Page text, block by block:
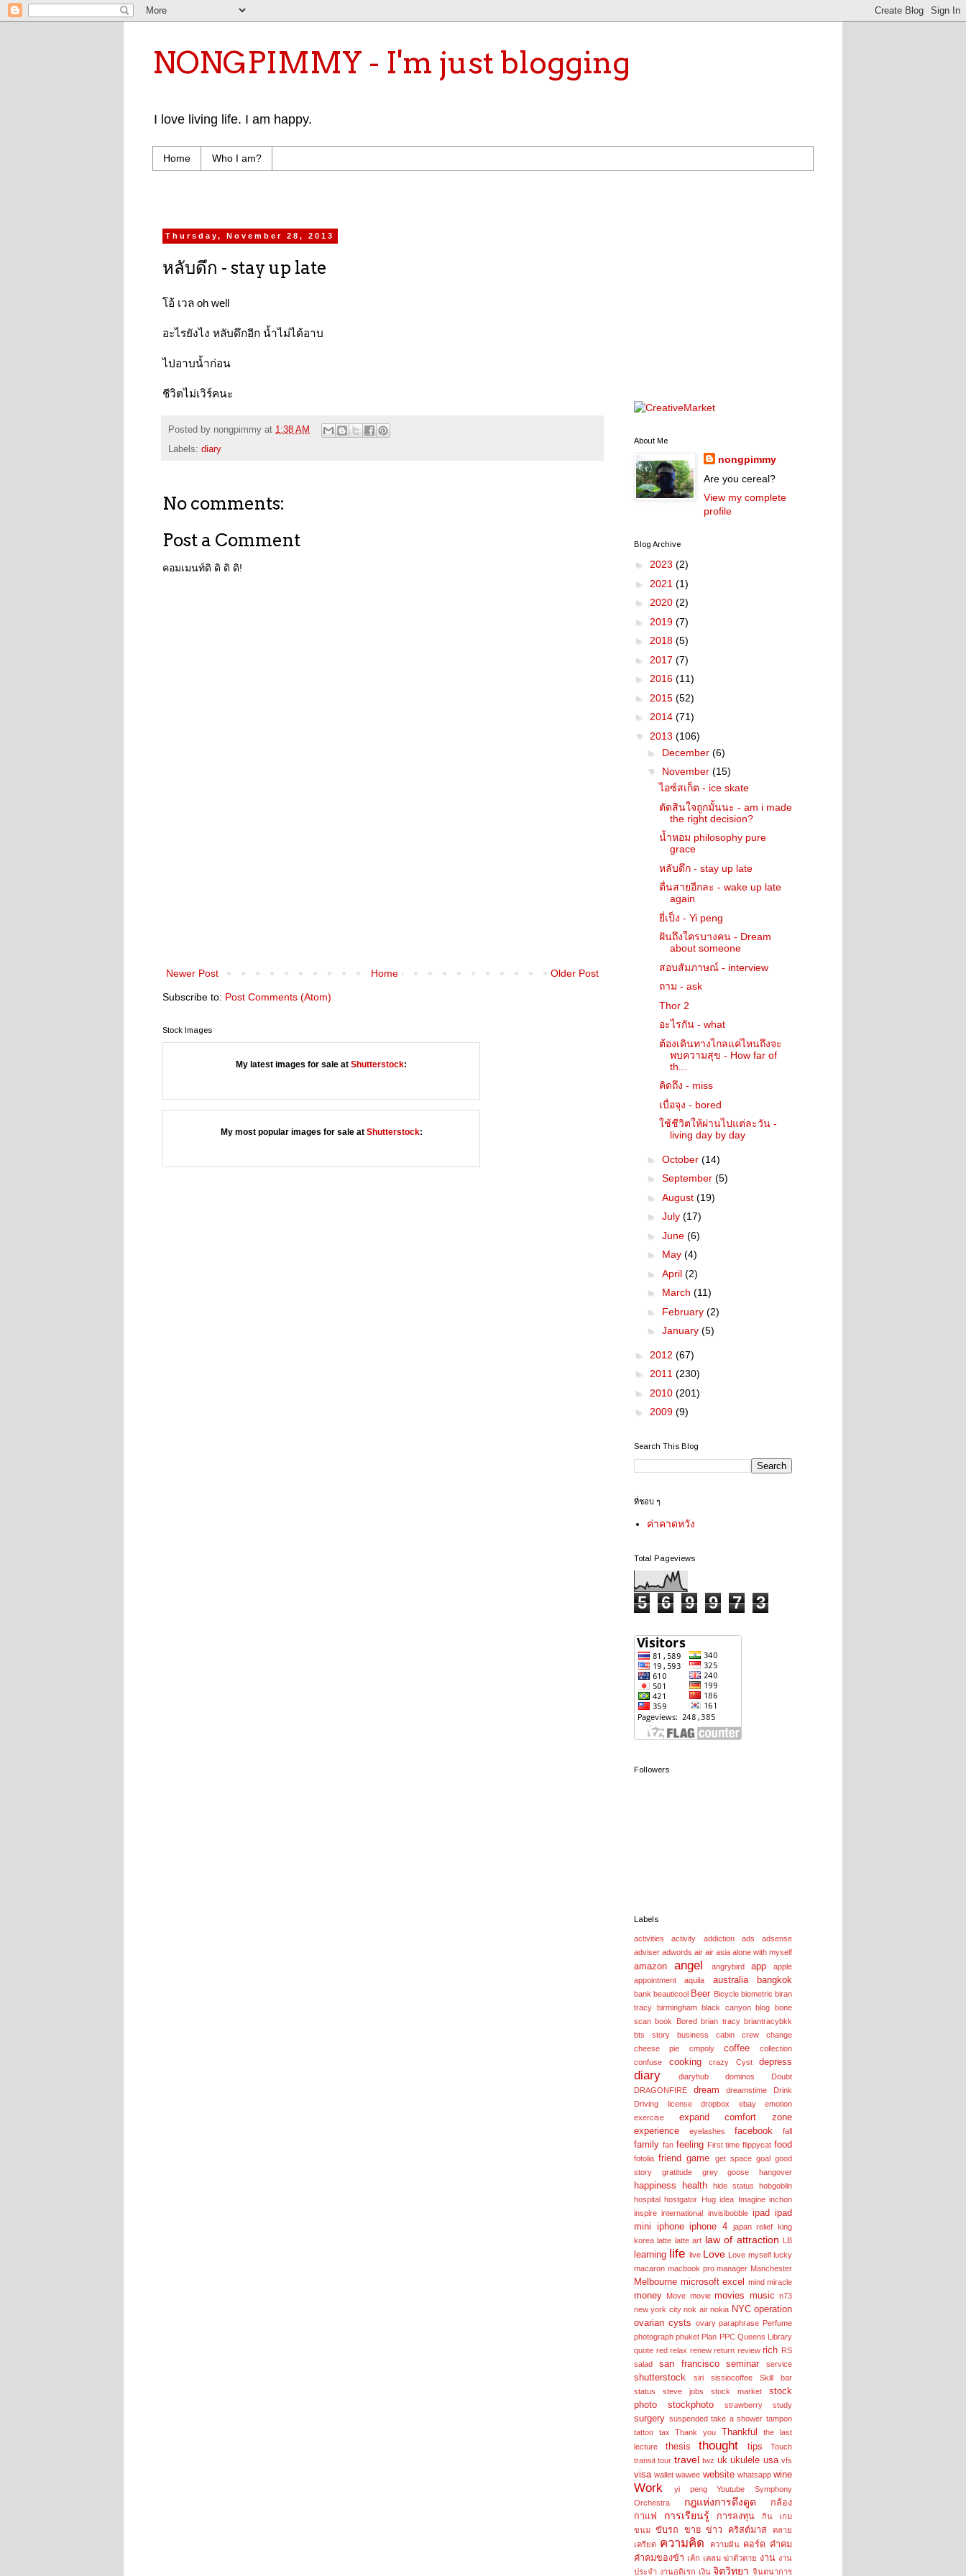
NONGPIMMY - I'm just blogging
I love living life. I am happy.
Home Who I am?
Thursday, November 28, 2013
หลับดึก - stay up late
โอ้ เวล oh well
อะไรยังไง หลับดึกอีก น้ำไม่ได้อาบ
ไปอาบน้ำก่อน
ชีวิตไม่เวิร์คนะ
Posted by nongpimmy at 1:38 AM
Labels: diary
No comments:
Post a Comment
คอมเมนท์ดิ ดิ ดิ ดิ!
Newer Post Older Post
Home
Subscribe to: Post Comments (Atom)
Stock Images
My latest images for sale at Shutterstock:
My most popular images for sale at Shutterstock:
About Me
nongpimmy
Are you cereal?
View my complete
profile
Blog Archive
► 2023 (2)
► 2021 (1)
► 2020 (2)
► 2019 (7)
► 2018 (5)
► 2017 (7)
► 2016 (11)
► 2015 (52)
► 2014 (71)
▼ 2013 (106)
► December (6)
▼ November (15)
ไอซ์สเก็ต - ice skate
ตัดสินใจถูกมั้นนะ - am i made
the right decision?
น้ำหอม philosophy pure
grace
หลับดึก - stay up late
ตื่นสายอีกละ - wake up late
again
ยี่เป็ง - Yi peng
ฝันถึงใครบางคน - Dream
about someone
สอบสัมภาษณ์ - interview
ถาม - ask
Thor 2
อะไรกัน - what
ต้องเดินทางไกลแค่ไหนถึงจะ
พบความสุข - How far of
th...
คิดถึง - miss
เบื่อจุง - bored
ใช้ชีวิตให้ผ่านไปแต่ละวัน -
living day by day
► October (14)
► September (5)
► August (19)
► July (17)
► June (6)
► May (4)
► April (2)
► March (11)
► February (2)
► January (5)
► 2012 (67)
► 2011 (230)
► 2010 (201)
► 2009 (9)
Search This Blog
ที่ชอบ ๆ
ค่าคาดหวัง
Total Pageviews
5 6 9 9 7 3
Followers
Labels
activities activity addiction ads
adsense
adviser adwords air air asia alone with myself
amazon angel angrybird app
apple
appointment
aquila australia bangkok
bank beauticool Beer Bicycle biometric biran
tracy birmingham black canyon blog bone
scan book Bored brian tracy briantracybkk
bts story
business cabin crew
change
cheese pie
cmpoly coffee
collection
confuse
cooking crazy Cyst depress
diary diaryhub dominos
Doubt
DRAGONFIRE
dream dreamstime
Drink
Driving license
dropbox ebay
emotion
exercise
expand comfort zone
experience
eyelashes facebook fall
family fan feeling First time flippycat food
fotolia friend game get space goal good
story
gratitude grey goose hangover
happiness health hide status
hobgoblin
hospital hostgator Hug idea Imagine inchon
inspire international invisibobble ipad ipad
mini
iphone iphone 4 japan relief king
korea latte latte art law of attraction LB
learning life live Love Love myself lucky
macaron macbook pro manager Manchester
Melbourne microsoft excel mind miracle
money Move movie movies music n73
new york city nok air nokia NYC operation
ovarian cysts ovary paraphrase Perfume
photograph phuket Plan PPC Queens Library
quote red relax renew return review rich RS
salad
san francisco seminar service
shutterstock siri sissiocoffee
Skill bar
status
steve jobs stock market
stock
photo
stockphoto strawberry study
surgery suspended take a shower tampon
tattoo
tax Thank you Thankful
the last
lecture
thesis thought tips
Touch
transit tour travel twz uk ukulele usa vfs
visa wallet wawee website whatsapp wine
Work yi peng
Youtube Symphony
Orchestra
กฎแห่งการดึงดูด
กล้อง
กาแฟ
การเรียนรู้ การลงทุน กิน
เกม
ขนม ขับรถ ขาย ข่าว คริสต์มาส
คลาย
เครียด ความคิด ความฝัน คอร์ด คำคม
คำคมของข้า เค้ก เคลม ฆ่าตัวตาย งาน งาน
ประจำ งานอดิเรก เงิน จิตวิทยา จินตนาการ